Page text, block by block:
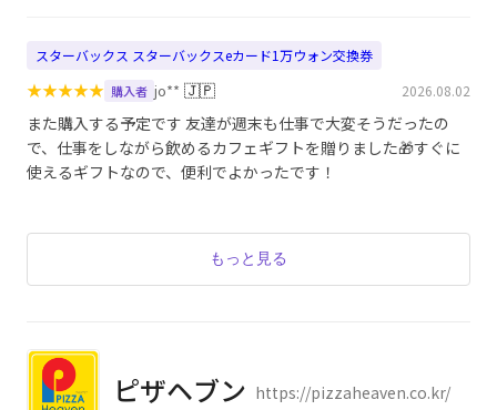
スターバックス スターバックスeカード1万ウォン交換券
★★★★★ 購入者 jo** 🇯🇵 2026.08.02
また購入する予定です 友達が週末も仕事で大変そうだったの
で、仕事をしながら飲めるカフェギフトを贈りました🎁すぐに
使えるギフトなので、便利でよかったです！
もっと見る
ピザヘブン https://pizzaheaven.co.kr/